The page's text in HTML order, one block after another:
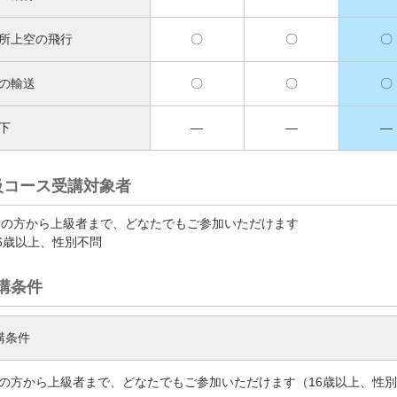
上空の飛行 〇 〇 〇
輸送 〇 〇 〇
― ― ―
コース受講対象者
方から上級者まで、どなたでもご参加いただけます
以上、性別不問
条件
条件
方から上級者まで、どなたでもご参加いただけます（16歳以上、性別